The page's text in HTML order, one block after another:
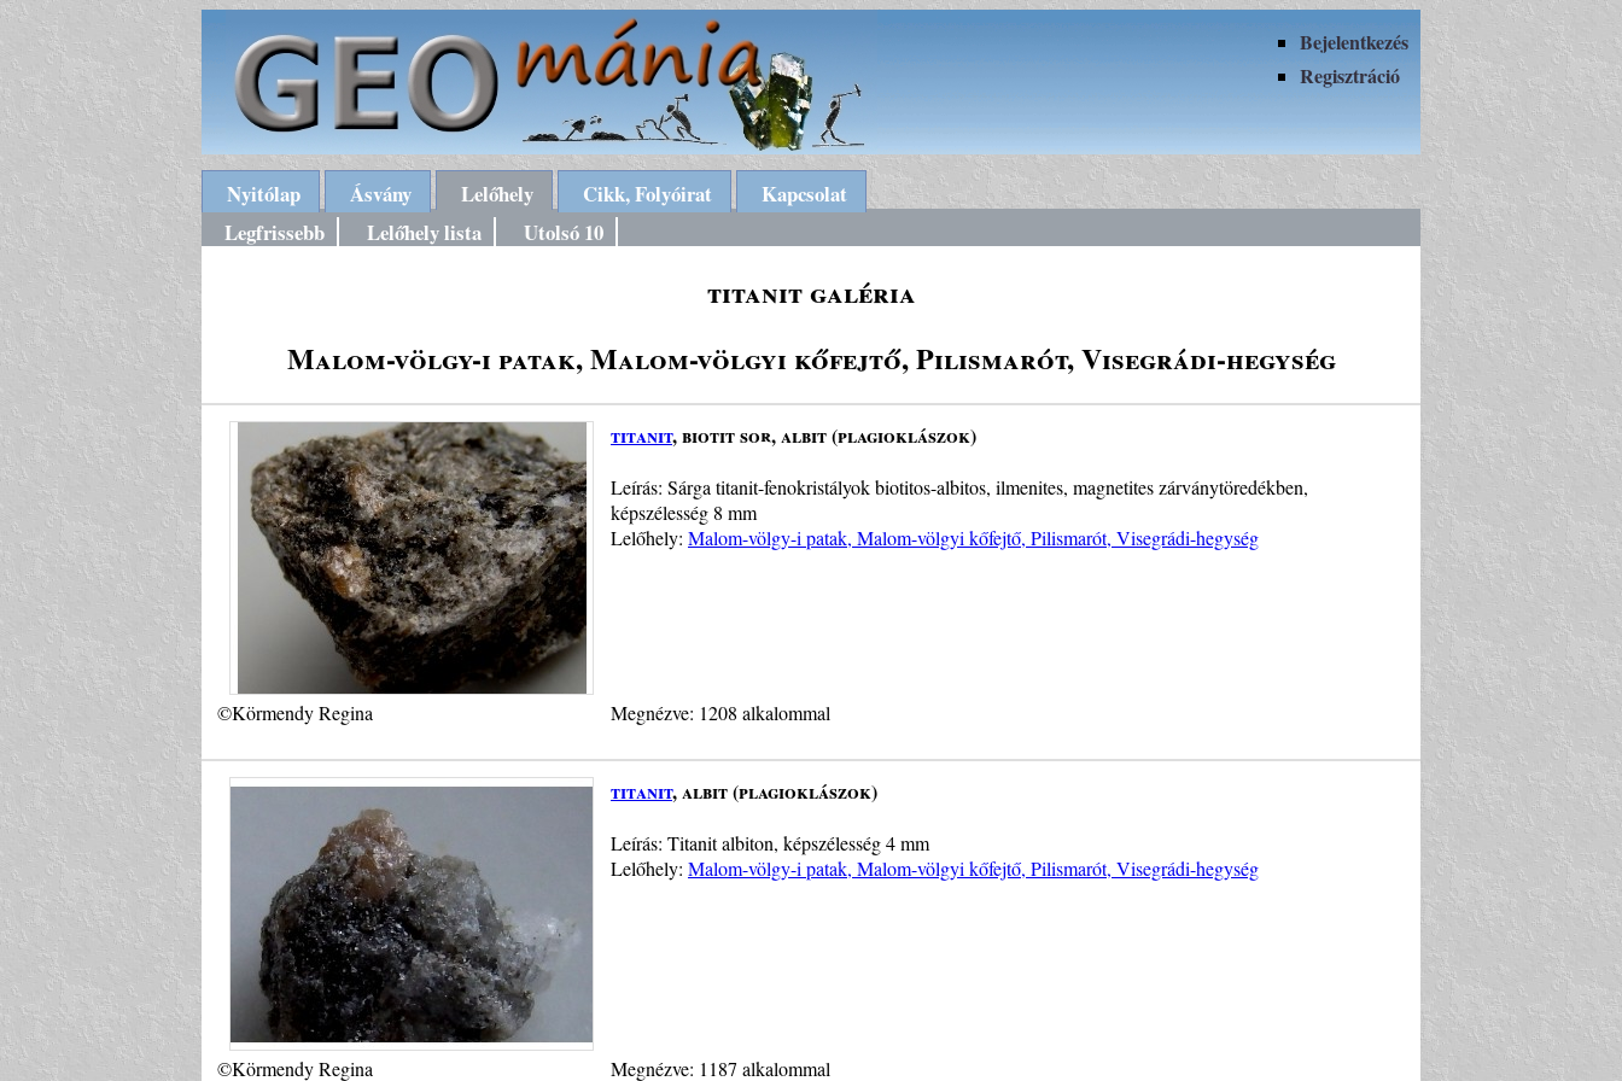
Bejelentkezés
Regisztráció
Nyitólap Ásvány Lelőhely Cikk, Folyóirat
Kapcsolat
Legfrissebb
Lelőhely lista Utolsó 10
titanit galéria
Malom-völgy-i patak, Malom-völgyi kőfejtő, Pilismarót, Visegrádi-hegység
titanit, biotit sor, albit (plagioklászok)
Leírás: Sárga titanit-fenokristályok biotitos-albitos, ilmenites, magnetites zárványtöredékben,
képszélesség 8 mm
Lelőhely: Malom-völgy-i patak, Malom-völgyi kőfejtő, Pilismarót, Visegrádi-hegység
©Körmendy Regina Megnézve: 1208 alkalommal
titanit, albit (plagioklászok)
Leírás: Titanit albiton, képszélesség 4 mm
Lelőhely: Malom-völgy-i patak, Malom-völgyi kőfejtő, Pilismarót, Visegrádi-hegység
©Körmendy Regina Megnézve: 1187 alkalommal